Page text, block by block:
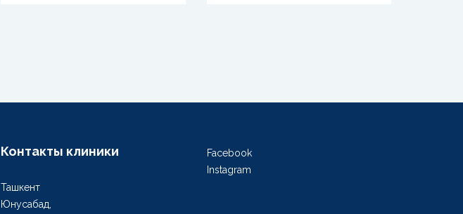
Контакты клиники
Ташкент
Юнусабад,
Facebook
Instagram